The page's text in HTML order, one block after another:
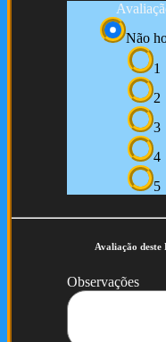
Não
1
2
3
4
5
Avaliação deste
Observações